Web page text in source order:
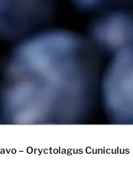
– Oryctolagus Cuniculus